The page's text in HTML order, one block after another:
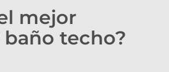
mejor
techo?